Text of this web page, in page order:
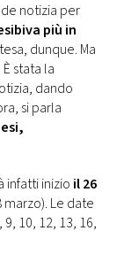
notizia per
più in
dunque. Ma
stata la
dando
si parla
infatti inizio il 26
Le date
10, 12, 13, 16,